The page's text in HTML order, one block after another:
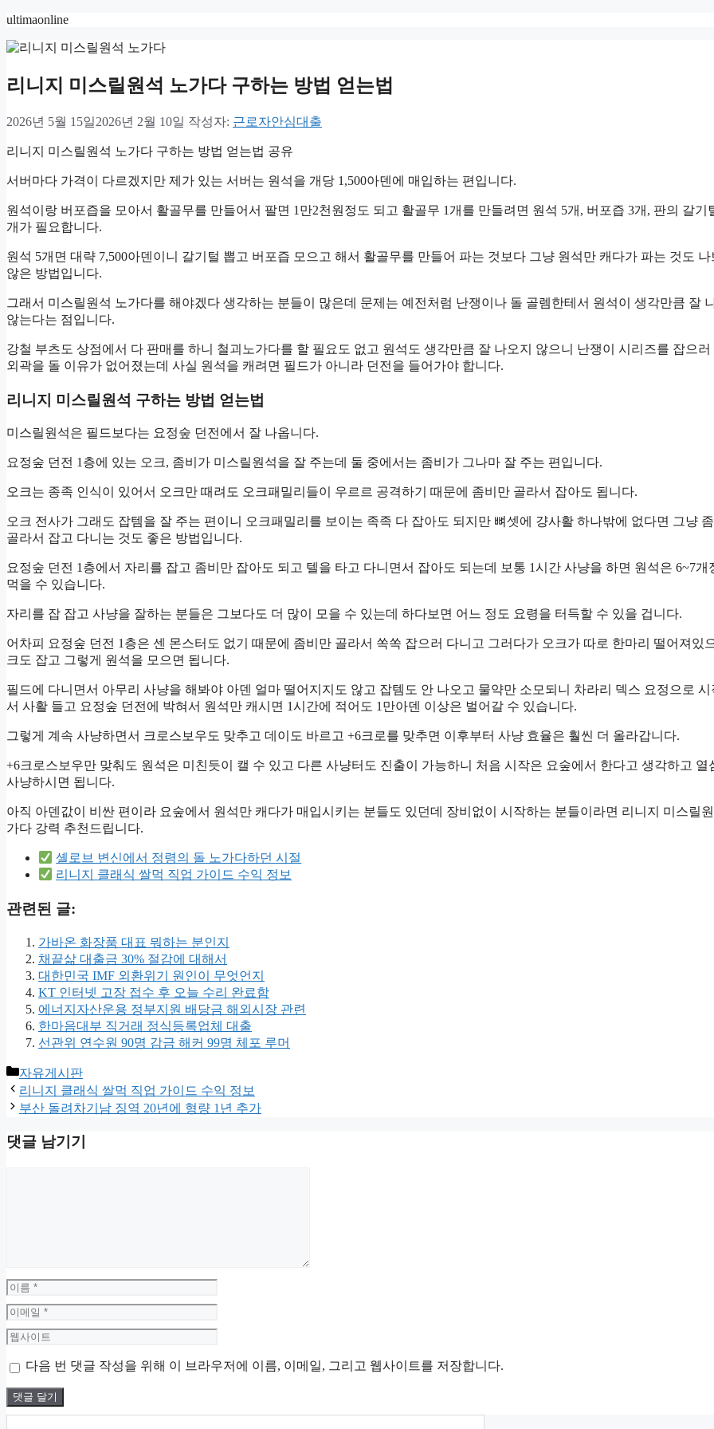
컨
츠
건
뛰
ultimaonline
리니지 미스릴원석 노가다 구하는 방법 얻는법
2026년 5월 15일2026년 2월 10일 작성자: 근로자안심대출
리니지 미스릴원석 노가다 구하는 방법 얻는법 공유
서버마다 가격이 다르겠지만 제가 있는 서버는 원석을 개당 1,500아덴에 매입하는 편입니다.
원석이랑 버포즙을 모아서 활골무를 만들어서 팔면 1만2천원정도 되고 활골무 1개를 만들려면 원석 5개, 버포즙 3개, 판의 갈기
개가 필요합니다.
원석 5개면 대략 7,500아덴이니 갈기털 뽑고 버포즙 모으고 해서 활골무를 만들어 파는 것보다 그냥 원석만 캐다가 파는 것도 나
않은 방법입니다.
그래서 미스릴원석 노가다를 해야겠다 생각하는 분들이 많은데 문제는 예전처럼 난쟁이나 돌 골렘한테서 원석이 생각만큼 잘
않는다는 점입니다.
강철 부츠도 상점에서 다 판매를 하니 철괴노가다를 할 필요도 없고 원석도 생각만큼 잘 나오지 않으니 난쟁이 시리즈를 잡으러
외곽을 돌 이유가 없어졌는데 사실 원석을 캐려면 필드가 아니라 던전을 들어가야 합니다.
리니지 미스릴원석 구하는 방법 얻는법
미스릴원석은 필드보다는 요정숲 던전에서 잘 나옵니다.
요정숲 던전 1층에 있는 오크, 좀비가 미스릴원석을 잘 주는데 둘 중에서는 좀비가 그나마 잘 주는 편입니다.
오크는 종족 인식이 있어서 오크만 때려도 오크패밀리들이 우르르 공격하기 때문에 좀비만 골라서 잡아도 됩니다.
오크 전사가 그래도 잡템을 잘 주는 편이니 오크패밀리를 보이는 족족 다 잡아도 되지만 뼈셋에 걍사활 하나밖에 없다면 그냥
골라서 잡고 다니는 것도 좋은 방법입니다.
요정숲 던전 1층에서 자리를 잡고 좀비만 잡아도 되고 텔을 타고 다니면서 잡아도 되는데 보통 1시간 사냥을 하면 원석은 6~7개
먹을 수 있습니다.
자리를 잡 잡고 사냥을 잘하는 분들은 그보다도 더 많이 모을 수 있는데 하다보면 어느 정도 요령을 터득할 수 있을 겁니다.
어차피 요정숲 던전 1층은 센 몬스터도 없기 때문에 좀비만 골라서 쏙쏙 잡으러 다니고 그러다가 오크가 따로 한마리 떨어져있
크도 잡고 그렇게 원석을 모으면 됩니다.
필드에 다니면서 아무리 사냥을 해봐야 아덴 얼마 떨어지지도 않고 잡템도 안 나오고 물약만 소모되니 차라리 덱스 요정으로 시
서 사활 들고 요정숲 던전에 박혀서 원석만 캐시면 1시간에 적어도 1만아덴 이상은 벌어갈 수 있습니다.
그렇게 계속 사냥하면서 크로스보우도 맞추고 데이도 바르고 +6크로를 맞추면 이후부터 사냥 효율은 훨씬 더 올라갑니다.
+6크로스보우만 맞춰도 원석은 미친듯이 캘 수 있고 다른 사냥터도 진출이 가능하니 처음 시작은 요숲에서 한다고 생각하고 열
사냥하시면 됩니다.
아직 아덴값이 비싼 편이라 요숲에서 원석만 캐다가 매입시키는 분들도 있던데 장비없이 시작하는 분들이라면 리니지 미스릴
가다 강력 추천드립니다.
셸로브 변신에서 정령의 돌 노가다하던 시절
리니지 클래식 쌀먹 직업 가이드 수익 정보
관련된 글:
가바온 화장품 대표 뭐하는 분인지
채끝삶 대출금 30% 절감에 대해서
대한민국 IMF 외환위기 원인이 무엇언지
KT 인터넷 고장 접수 후 오늘 수리 완료함
에너지자산운용 정부지원 배당금 해외시장 관련
한마음대부 직거래 정식등록업체 대출
선관위 연수원 90명 감금 해커 99명 체포 루머
카
테
고
자유게시판
리니지 클래식 쌀먹 직업 가이드 수익 정보
부산 돌려차기남 징역 20년에 형량 1년 추가
댓글 남기기
이
름
이
메
일
웹
이
트
다음 번 댓글 작성을 위해 이 브라우저에 이름, 이메일, 그리고 웹사이트를 저장합니다.